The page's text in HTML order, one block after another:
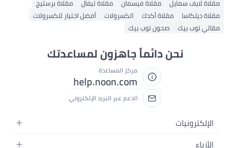
مقلاة لايف سمايل
مقلاة فيسمان مقلاة تيفال
مقلاة برستيج
مقلاة ديلكاسا
مقلاة أكدك الكسرولات
أفضل اختيار للكسرولات
مقالي توب بيك
صحون توب بيك
نحن دائماً جاهزون لمساعدتك
مركز المساعدة
help.noon.com
الدعم عبر البريد الإلكتروني
الإلكترونيات
الجوالات
الأزياء